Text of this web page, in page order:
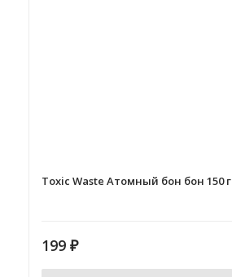
Toxic Waste Атомный бон бон 150 г
199 ₽